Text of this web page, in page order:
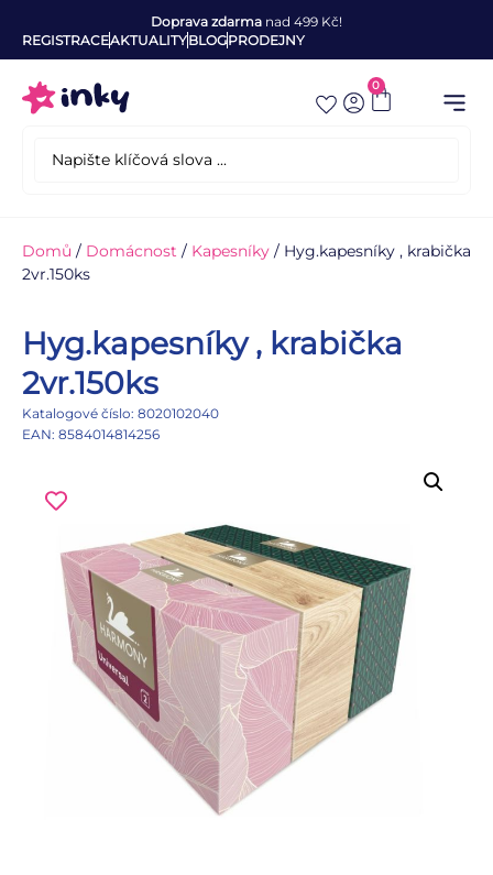
Doprava zdarma nad 499 Kč!
REGISTRACEAKTUALITYBLOGPRODEJNY
0
Domů / Domácnost / Kapesníky / Hyg.kapesníky , krabička
2vr.150ks
Hyg.kapesníky , krabička
2vr.150ks
Katalogové číslo: 8020102040
EAN: 8584014814256